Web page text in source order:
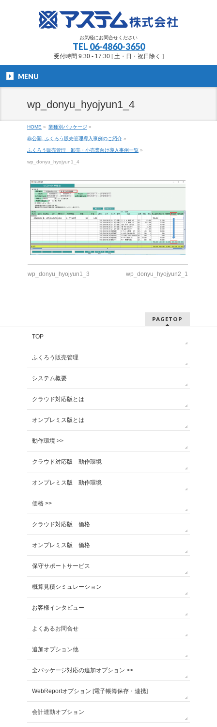
お気軽にお問合せください
TEL 06-4860-3650
受付時間 9:30 - 17:30 [ 土・日・祝日除く ]
MENU
wp_donyu_hyojyun1_4
HOME » 業種別パッケージ »
非公開: ふくろう販売管理導入事例のご紹介 »
ふくろう販売管理 卸売・小売業向け導入事例一覧 »
wp_donyu_hyojyun1_4
wp_donyu_hyojyun1_3 wp_donyu_hyojyun2_1
PAGETOP
TOP
ふくろう販売管理
システム概要
クラウド対応版とは
オンプレミス版とは
動作環境 >>
クラウド対応版 動作環境
オンプレミス版 動作環境
価格 >>
クラウド対応版 価格
オンプレミス版 価格
保守サポートサービス
概算見積シミュレーション
お客様インタビュー
よくあるお問合せ
追加オプション他
全パッケージ対応の追加オプション >>
WebReportオプション [電子帳簿保存・連携]
会計連動オプション